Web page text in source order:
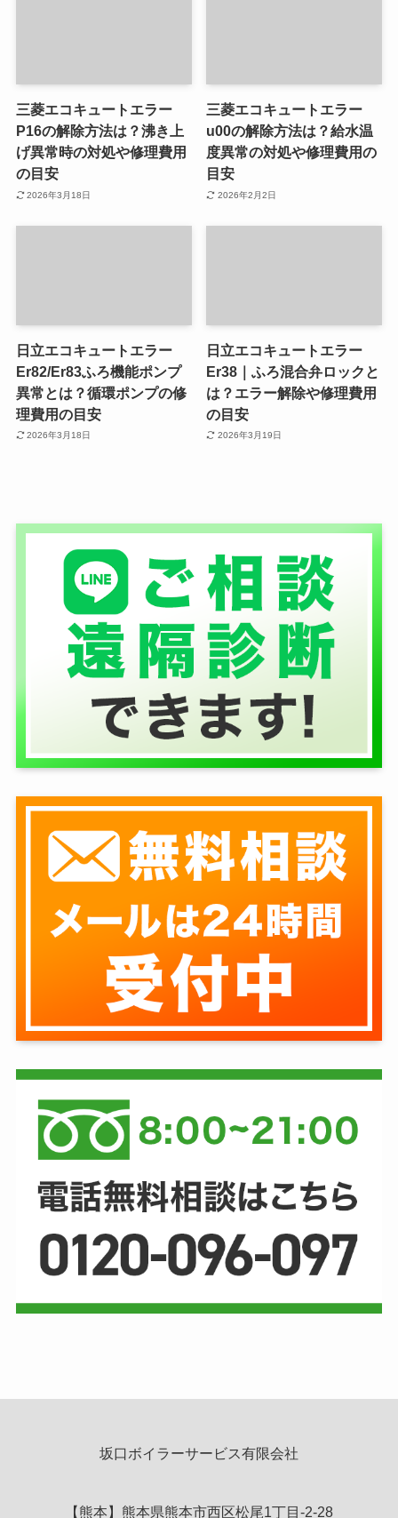
三菱エコキュートエラー
P16の解除方法は？沸き上
げ異常時の対処や修理費用
の目安
2026年3月18日
三菱エコキュートエラー
u00の解除方法は？給水温
度異常の対処や修理費用の
目安
2026年2月2日
日立エコキュートエラー
Er82/Er83ふろ機能ポンプ
異常とは？循環ポンプの修
理費用の目安
2026年3月18日
日立エコキュートエラー
Er38｜ふろ混合弁ロックと
は？エラー解除や修理費用
の目安
2026年3月19日
坂口ボイラーサービス有限会社
【熊本】熊本県熊本市西区松尾1丁目-2-28